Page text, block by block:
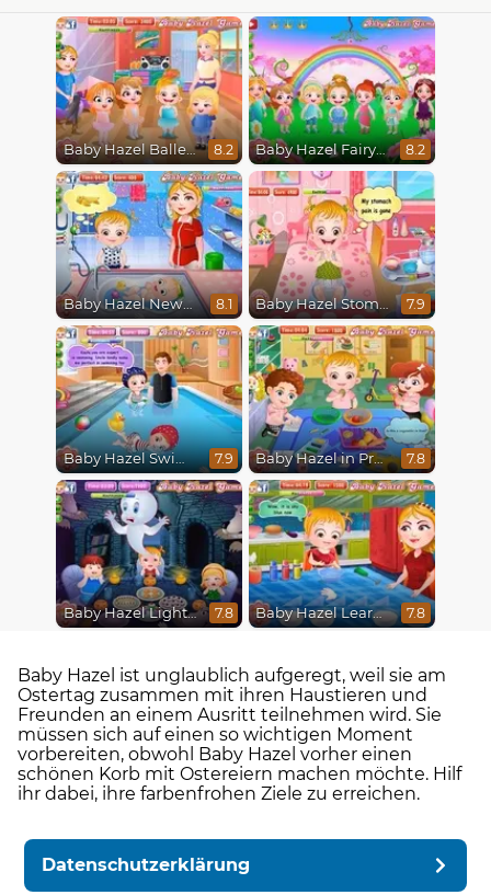
Baby Hazel Ballerina Dance 8.2 Baby Hazel Fairyland Ballet 8.2
Baby Hazel Newborn Vaccination 8.1 Baby Hazel Stomach Care 7.9
Baby Hazel Swimming 7.9 Baby Hazel in Preschool 7.8
Baby Hazel Lighthouse Adventure 7.8 Baby Hazel Learns Colors 7.8
Baby Hazel ist unglaublich aufgeregt, weil sie am
Ostertag zusammen mit ihren Haustieren und
Freunden an einem Ausritt teilnehmen wird. Sie
müssen sich auf einen so wichtigen Moment
vorbereiten, obwohl Baby Hazel vorher einen
schönen Korb mit Ostereiern machen möchte. Hilf
ihr dabei, ihre farbenfrohen Ziele zu erreichen.
Datenschutzerklärung